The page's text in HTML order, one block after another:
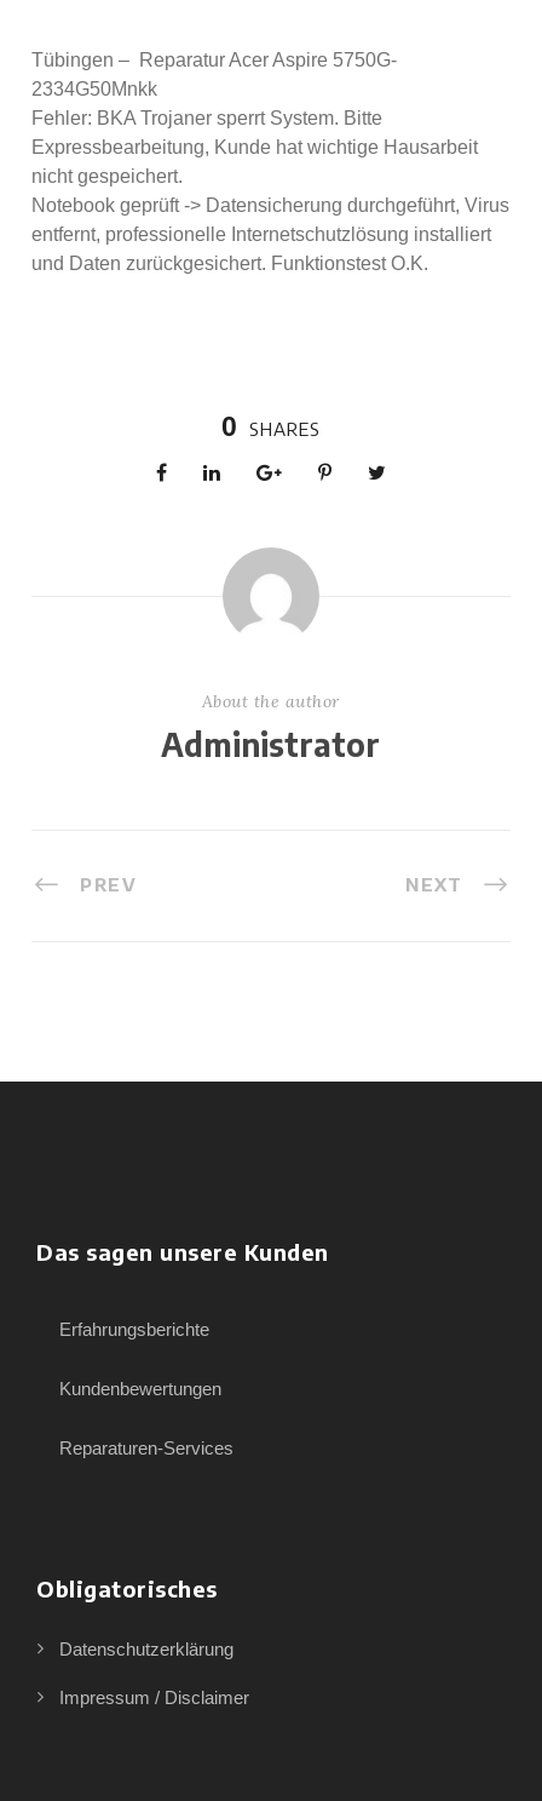
Tübingen – Reparatur Acer Aspire 5750G-
2334G50Mnkk
Fehler: BKA Trojaner sperrt System. Bitte
Expressbearbeitung, Kunde hat wichtige Hausarbeit
nicht gespeichert.
Notebook geprüft -> Datensicherung durchgeführt, Virus
entfernt, professionelle Internetschutzlösung installiert
und Daten zurückgesichert. Funktionstest O.K.
0 SHARES
About the author
Administrator
PREV NEXT
Das sagen unsere Kunden
Erfahrungsberichte
Kundenbewertungen
Reparaturen-Services
Obligatorisches
Datenschutzerklärung
Impressum / Disclaimer